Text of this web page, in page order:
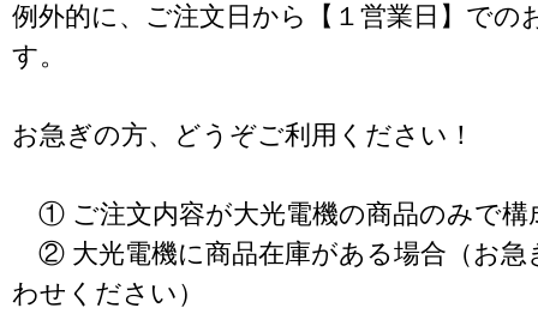
例外的に、ご注文日から【１営業日】での
す。
お急ぎの方、どうぞご利用ください！
① ご注文内容が大光電機の商品のみで構
② 大光電機に商品在庫がある場合（お急
わせください）